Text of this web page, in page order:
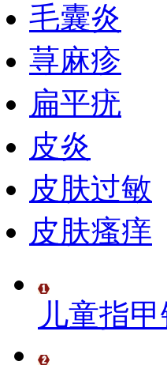
毛囊炎
荨麻疹
扁平疣
皮炎
皮肤过敏
皮肤瘙痒
儿童指